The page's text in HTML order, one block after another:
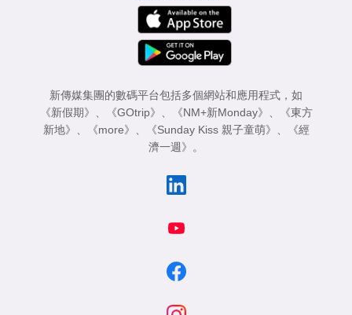
新傳媒集團的數碼平台包括多個網站和應用程式，如
《新假期》 、 《GOtrip》 、 《NM+新Monday》 、
《東方
新地》 、 《more》 、 《Sunday Kiss 親子童萌》 、
《經
濟一週》 。